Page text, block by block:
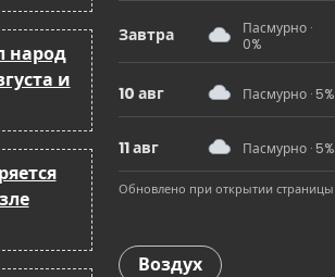
народ
и
Завтра
Пасмурно ·
0%
10 авг Пасмурно · 5%
11 авг Пасмурно · 5%
Обновлено при открытии страницы
Воздух